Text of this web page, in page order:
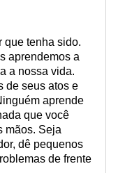
que tenha sido.
aprendemos a
a nossa vida.
de seus atos e
aprende
que você
mãos. Seja
dê pequenos
de frente